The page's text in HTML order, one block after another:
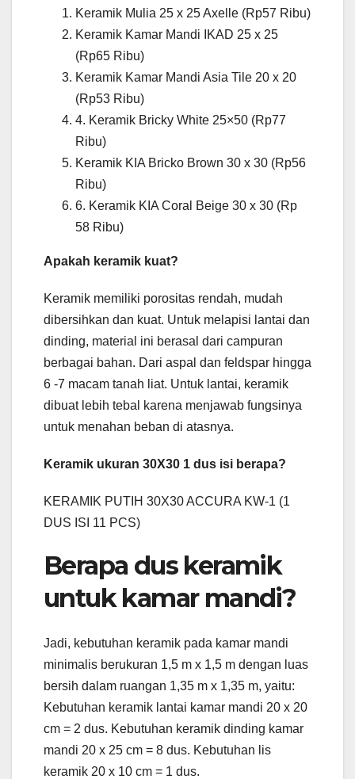
Keramik Mulia 25 x 25 Axelle (Rp57 Ribu)
Keramik Kamar Mandi IKAD 25 x 25
(Rp65 Ribu)
Keramik Kamar Mandi Asia Tile 20 x 20
(Rp53 Ribu)
4. Keramik Bricky White 25×50 (Rp77
Ribu)
Keramik KIA Bricko Brown 30 x 30 (Rp56
Ribu)
6. Keramik KIA Coral Beige 30 x 30 (Rp
58 Ribu)
Apakah keramik kuat?
Keramik memiliki porositas rendah, mudah
dibersihkan dan kuat. Untuk melapisi lantai dan
dinding, material ini berasal dari campuran
berbagai bahan. Dari aspal dan feldspar hingga
6 -7 macam tanah liat. Untuk lantai, keramik
dibuat lebih tebal karena menjawab fungsinya
untuk menahan beban di atasnya.
Keramik ukuran 30X30 1 dus isi berapa?
KERAMIK PUTIH 30X30 ACCURA KW-1 (1
DUS ISI 11 PCS)
Berapa dus keramik
untuk kamar mandi?
Jadi, kebutuhan keramik pada kamar mandi
minimalis berukuran 1,5 m x 1,5 m dengan luas
bersih dalam ruangan 1,35 m x 1,35 m, yaitu:
Kebutuhan keramik lantai kamar mandi 20 x 20
cm = 2 dus. Kebutuhan keramik dinding kamar
mandi 20 x 25 cm = 8 dus. Kebutuhan lis
keramik 20 x 10 cm = 1 dus.